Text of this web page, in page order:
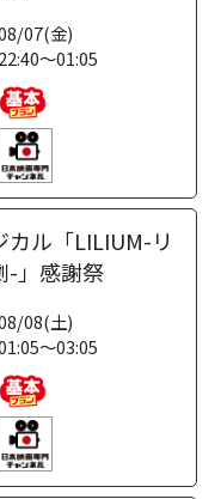
07(金)
22:40～01:05
ル「LILIUM-リ
-」感謝祭
08(土)
～03:05